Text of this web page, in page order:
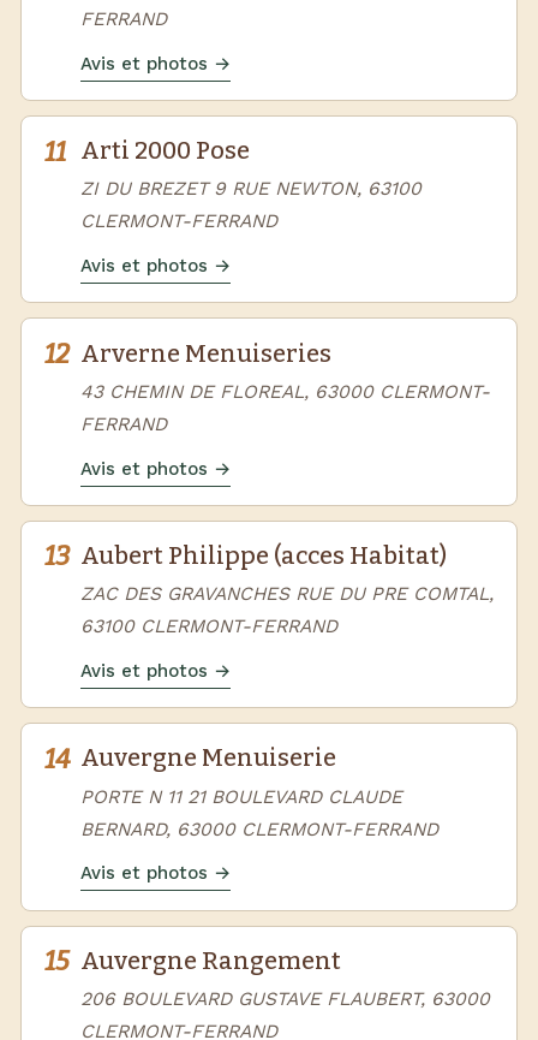
FERRAND
Avis et photos →
11 Arti 2000 Pose
ZI DU BREZET 9 RUE NEWTON, 63100
CLERMONT-FERRAND
Avis et photos →
12 Arverne Menuiseries
43 CHEMIN DE FLOREAL, 63000 CLERMONT-
FERRAND
Avis et photos →
13 Aubert Philippe (acces Habitat)
ZAC DES GRAVANCHES RUE DU PRE COMTAL,
63100 CLERMONT-FERRAND
Avis et photos →
14 Auvergne Menuiserie
PORTE N 11 21 BOULEVARD CLAUDE
BERNARD, 63000 CLERMONT-FERRAND
Avis et photos →
15 Auvergne Rangement
206 BOULEVARD GUSTAVE FLAUBERT, 63000
CLERMONT-FERRAND